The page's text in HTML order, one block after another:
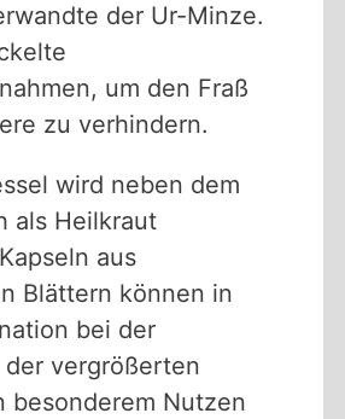
der Ur-Minze.
um den Fraß
zu verhindern.
wird neben dem
als Heilkraut
aus
Blättern können in
bei der
der vergrößerten
besonderem Nutzen